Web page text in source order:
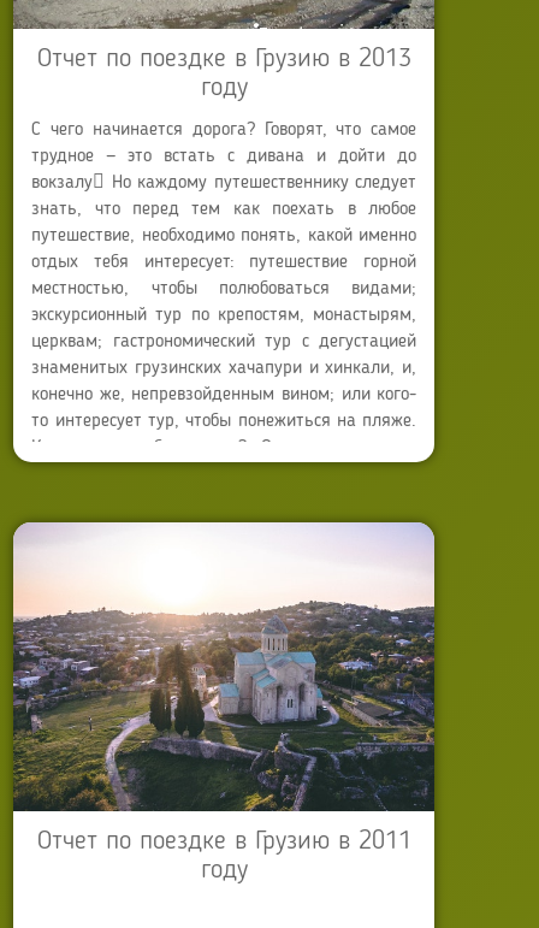
Отчет по поездке в Грузию в 2013
году
С чего начинается дорога? Говорят, что самое
трудное — это встать с дивана и дойти до
вокзалу Но каждому путешественнику следует
знать, что перед тем как поехать в любое
путешествие, необходимо понять, какой именно
отдых тебя интересует: путешествие горной
местностью, чтобы полюбоваться видами;
экскурсионный тур по крепостям, монастырям,
церквам; гастрономический тур с дегустацией
знаменитых грузинских хачапури и хинкали, и,
конечно же, непревзойденным вином; или кого-
то интересует тур, чтобы понежиться на пляже.
Как же это объединить? Одним махом мы
в конце августа. А если вспомнить грузинскую
Отчет по поездке в Грузию в 2011
году